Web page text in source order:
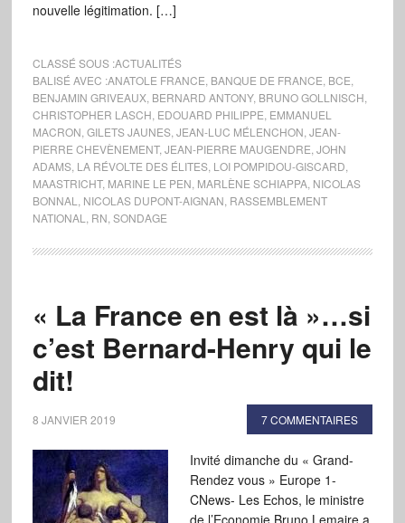
nouvelle légitimation. […]
CLASSÉ SOUS :ACTUALITÉS
BALISÉ AVEC :ANATOLE FRANCE BANQUE DE FRANCE BCE
BENJAMIN GRIVEAUX, BERNARD ANTONY, BRUNO GOLLNISCH
CHRISTOPHER LASCH EDOUARD PHILIPPE EMMANUEL
MACRON GILETS JAUNES, JEAN-LUC MÉLENCHON JEAN-
PIERRE CHEVÈNEMENT, JEAN-PIERRE MAUGENDRE JOHN
ADAMS, LA RÉVOLTE DES ÉLITES, LOI POMPIDOU-GISCARD
MAASTRICHT, MARINE LE PEN MARLÈNE SCHIAPPA, NICOLAS
BONNAL
NICOLAS DUPONT-AIGNAN RASSEMBLEMENT
NATIONAL
RN SONDAGE
« La France en est là »…si
c’est Bernard-Henry qui le
dit!
8 JANVIER 2019 7 COMMENTAIRES
Invité dimanche du « Grand-
Rendez vous » Europe 1-
CNews- Les Echos, le ministre
de l’Economie Bruno Lemaire a